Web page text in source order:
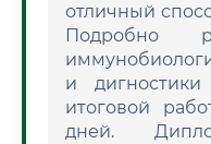
отличный
Подробно
и
итоговой
дней.